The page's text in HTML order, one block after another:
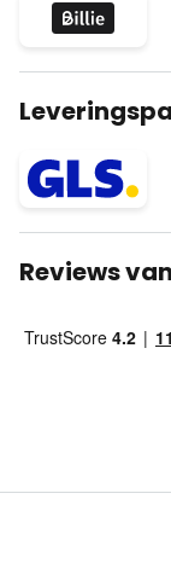
Reviews